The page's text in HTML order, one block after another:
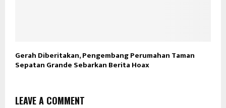
Gerah Diberitakan, Pengembang Perumahan Taman
Sepatan Grande Sebarkan Berita Hoax
LEAVE A COMMENT